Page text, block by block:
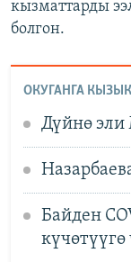
кызматтарды
болгон.
ОКУГАНГА
Дүйнө
Байден